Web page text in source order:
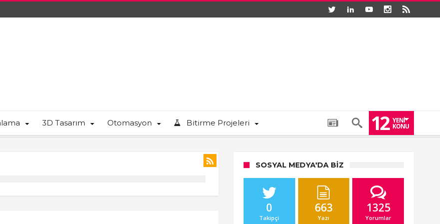
3D Tasarım Otomasyon Bitirme Projeleri 12 YENI
KONU
SOSYAL MEDYA'DA BIZ
0
Takipçi
663
Yazı
1325
Yorumlar